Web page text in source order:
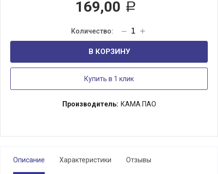
169,00 Р
В КОРЗИНУ
Купить в 1 клик
Производитель: КАМА ПАО
Описание Характеристики Отзывы